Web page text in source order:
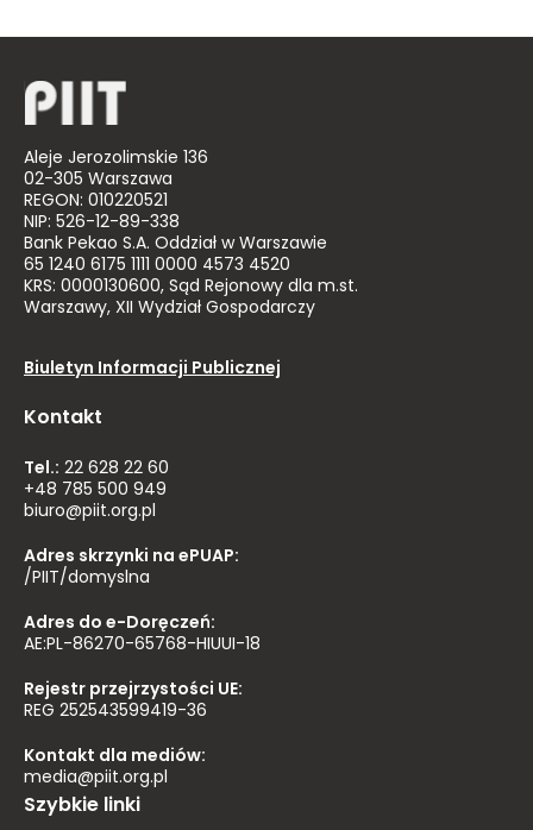
Aleje Jerozolimskie 136
02-305 Warszawa
REGON: 010220521
NIP: 526-12-89-338
Bank Pekao S.A. Oddział w Warszawie
65 1240 6175 1111 0000 4573 4520
KRS: 0000130600, Sąd Rejonowy dla m.st.
Warszawy, XII Wydział Gospodarczy
Biuletyn Informacji Publicznej
Kontakt
Tel.: 22 628 22 60
+48 785 500 949
biuro@piit.org.pl
Adres skrzynki na ePUAP:
/PIIT/domyslna
Adres do e-Doręczeń:
AE:PL-86270-65768-HIUUI-18
Rejestr przejrzystości UE:
REG 252543599419-36
Kontakt dla mediów:
media@piit.org.pl
Szybkie linki